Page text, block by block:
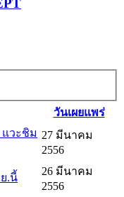
วันเผยแพร่
แวะชิม 27 มีนาคม
2556
.นี้
26 มีนาคม
2556